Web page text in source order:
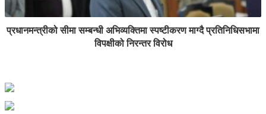
प्रधानमन्त्रीको सीमा सम्बन्धी अभिव्यक्तिमा स्पष्टीकरण माग्दै प्रतिनिधिसभामा
विपक्षीको निरन्तर विरोध